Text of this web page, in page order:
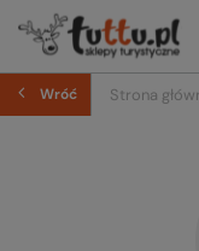
Wróć Strona